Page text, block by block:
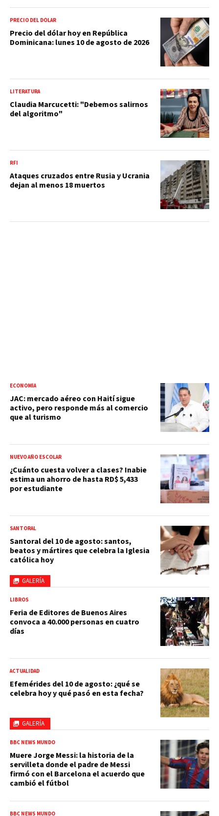
PRECIO DEL DÓLAR
Precio del dólar hoy en República
Dominicana: lunes 10 de agosto de 2026
LITERATURA
Claudia Marcucetti: "Debemos salirnos
del algoritmo"
RFI
Ataques cruzados entre Rusia y Ucrania
dejan al menos 18 muertos
ECONOMÍA
JAC: mercado aéreo con Haití sigue
activo, pero responde más al comercio
que al turismo
NUEVO AÑO ESCOLAR
¿Cuánto cuesta volver a clases? Inabie
estima un ahorro de hasta RD$ 5,433
por estudiante
GALERÍA
SANTORAL
Santoral del 10 de agosto: santos,
beatos y mártires que celebra la Iglesia
católica hoy
LIBROS
Feria de Editores de Buenos Aires
convoca a 40.000 personas en cuatro
días
GALERÍA
ACTUALIDAD
Efemérides del 10 de agosto: ¿qué se
celebra hoy y qué pasó en esta fecha?
BBC NEWS MUNDO
Muere Jorge Messi: la historia de la
servilleta donde el padre de Messi
firmó con el Barcelona el acuerdo que
cambió el fútbol
BBC NEWS MUNDO